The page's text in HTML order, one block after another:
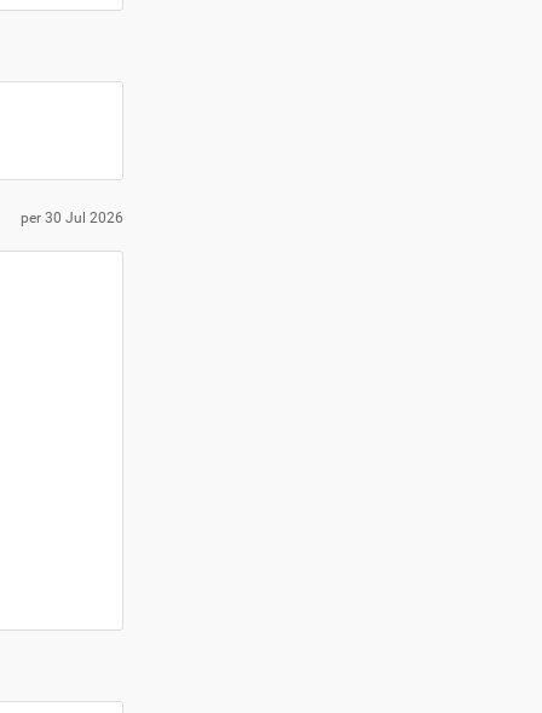
per30 Jul 2026